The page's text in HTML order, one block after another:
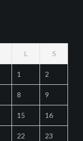
L S
1 2
8 9
15 16
22 23